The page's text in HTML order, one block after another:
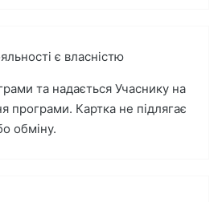
є власністю
та надається Учаснику на
програми. Картка не підлягає
обміну.